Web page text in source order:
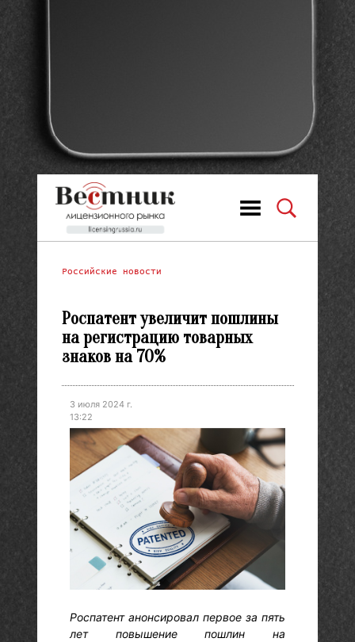
Российские новости
Роспатент увеличит пошлины
на регистрацию товарных
знаков на 70%
3 июля 2024 г.
13:22
Роспатент анонсировал первое за пять
лет повышение пошлин на